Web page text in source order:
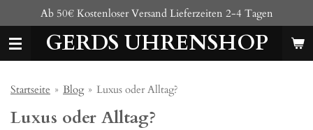
Hauptinhalt
springenGERDS UHRENSHOP
Ab 50€ Kostenloser Versand Lieferzeiten 2-4 Tagen
Startseite » Blog » Luxus oder Alltag?
Luxus oder Alltag?